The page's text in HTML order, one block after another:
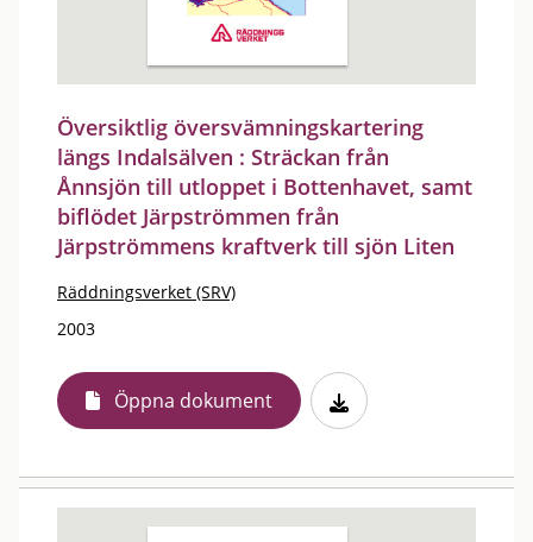
Översiktlig översvämningskartering
längs Indalsälven : Sträckan från
Ånnsjön till utloppet i Bottenhavet, samt
biflödet Järpströmmen från
Järpströmmens kraftverk till sjön Liten
Räddningsverket (SRV)
2003
Öppna dokument